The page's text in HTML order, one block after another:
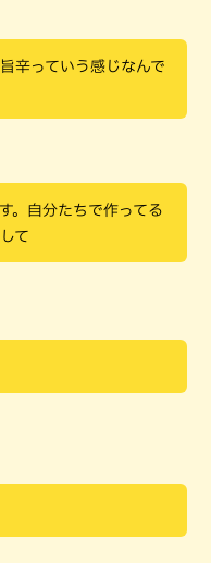
辛っていう感じなんで
。自分たちで作ってる
て